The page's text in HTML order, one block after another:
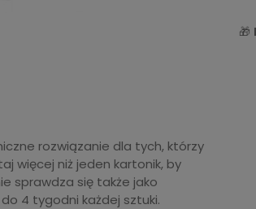
🎁
rozwiązanie dla tych, którzy
więcej niż jeden kartonik, by
sprawdza się także jako
4 tygodni każdej sztuki.